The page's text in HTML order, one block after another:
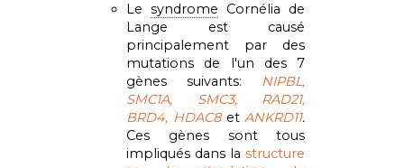
Lesyndrome Cornélia de
Lange est causé
principalement par des
mutations de l'un des 7
gènes suivants: NIPBL,
SMC1A, SMC3, RAD21,
BRD4, HDAC8 et ANKRD11.
Ces gènes sont tous
impliqués dans lastructure